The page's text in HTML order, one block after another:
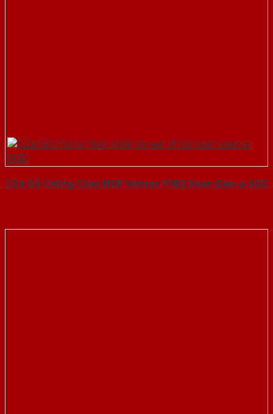
Cửa Gỗ Chống Cháy MDF Veneer P1R2 Xoan Đào-a-SGD